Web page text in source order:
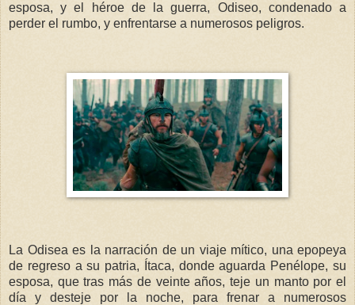
esposa, y el héroe de la guerra, Odiseo, condenado a
perder el rumbo, y enfrentarse a numerosos peligros.
La Odisea es la narración de un viaje mítico, una epopeya
de regreso a su patria, Ítaca, donde aguarda Penélope, su
esposa, que tras más de veinte años, teje un manto por el
día y desteje por la noche, para frenar a numerosos